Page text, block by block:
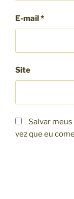
E-mail*
Site
Salvar
vez que eu